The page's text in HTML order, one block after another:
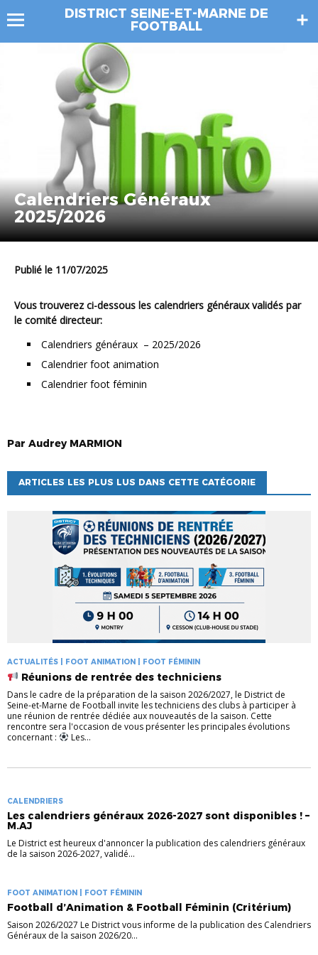
DISTRICT SEINE-ET-MARNE DE
FOOTBALL
Calendriers Généraux
2025/2026
Publié le 11/07/2025
Vous trouverez ci-dessous les calendriers généraux validés par
le comité directeur:
Calendriers généraux – 2025/2026
Calendrier foot animation
Calendrier foot féminin
Par Audrey MARMION
ARTICLES LES PLUS LUS DANS CETTE CATÉGORIE
ACTUALITÉS | FOOT ANIMATION | FOOT FÉMININ
Réunions de rentrée des techniciens
Dans le cadre de la préparation de la saison 2026/2027, le District de
Seine-et-Marne de Football invite les techniciens des clubs à participer à
une réunion de rentrée dédiée aux nouveautés de la saison. Cette
rencontre sera l'occasion de vous présenter les principales évolutions
concernant :
Les...
CALENDRIERS
Les calendriers généraux 2026-2027 sont disponibles ! –
M.AJ
Le District est heureux d'annoncer la publication des calendriers généraux
de la saison 2026-2027, validé...
FOOT ANIMATION | FOOT FÉMININ
Football d’Animation & Football Féminin (Critérium)
Saison 2026/2027 Le District vous informe de la publication des Calendriers
Généraux de la saison 2026/20...